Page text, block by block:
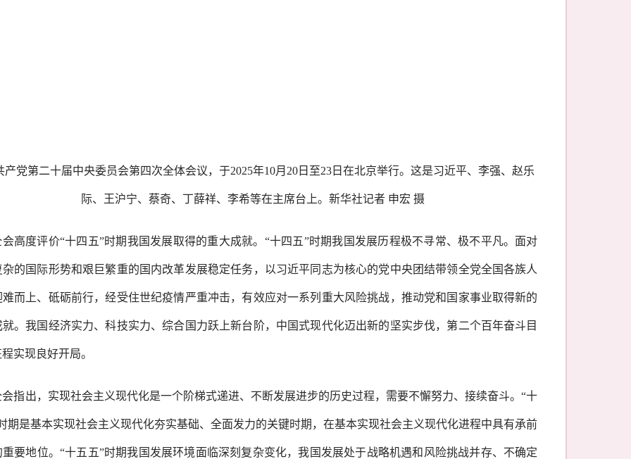
产党第二十届中央委员会第四次全体会议，于2025年10月20日至23日在北京举行。这是习近平、李强、赵乐
际、王沪宁、蔡奇、丁薛祥、李希等在主席台上。新华社记者 申宏 摄
会高度评价“十四五”时期我国发展取得的重大成就。“十四五”时期我国发展历程极不寻常、极不平凡。面对
杂的国际形势和艰巨繁重的国内改革发展稳定任务，以习近平同志为核心的党中央团结带领全党全国各族人
难而上、砥砺前行，经受住世纪疫情严重冲击，有效应对一系列重大风险挑战，推动党和国家事业取得新的
就。我国经济实力、科技实力、综合国力跃上新台阶，中国式现代化迈出新的坚实步伐，第二个百年奋斗目
实现良好开局。
会指出，实现社会主义现代化是一个阶梯式递进、不断发展进步的历史过程，需要不懈努力、接续奋斗。“十
期是基本实现社会主义现代化夯实基础、全面发力的关键时期，在基本实现社会主义现代化进程中具有承前
重要地位。“十五五”时期我国发展环境面临深刻复杂变化，我国发展处于战略机遇和风险挑战并存、不确定